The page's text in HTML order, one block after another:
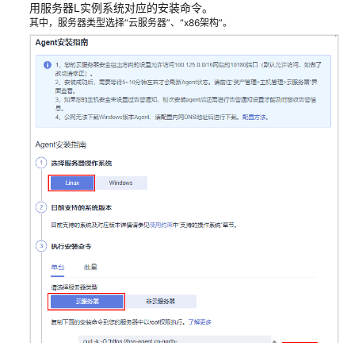
产
品
咨
关
创
建/
退
变
更
用服务器L实例系统对应的安装命令。
其中，服务器类型选择“云服务器”、“x86架构”。